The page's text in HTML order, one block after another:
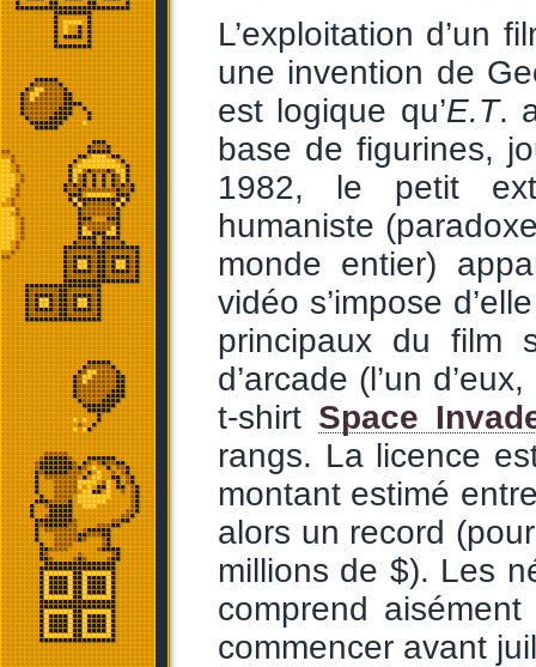
L’exploitation d’un
une invention de
est logique qu’E.T.
base de figurines,
1982, le petit
humaniste
monde entier)
vidéo s’impose
principaux du film
d’arcade (l’un
t-shirt Space
rangs. La licence
montant estimé
alors un record
millions de $). Les
comprend
commencer avant